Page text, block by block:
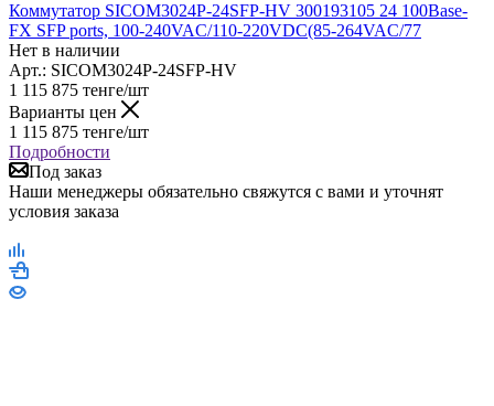
Коммутатор SICOM3024P-24SFP-HV 300193105 24 100Base-
FX SFP ports, 100-240VAC/110-220VDC(85-264VAC/77
Нет в наличии
Арт.: SICOM3024P-24SFP-HV
1 115 875 тенге/шт
Варианты цен
1 115 875 тенге/шт
Подробности
Под заказ
Наши менеджеры обязательно свяжутся с вами и уточнят
условия заказа